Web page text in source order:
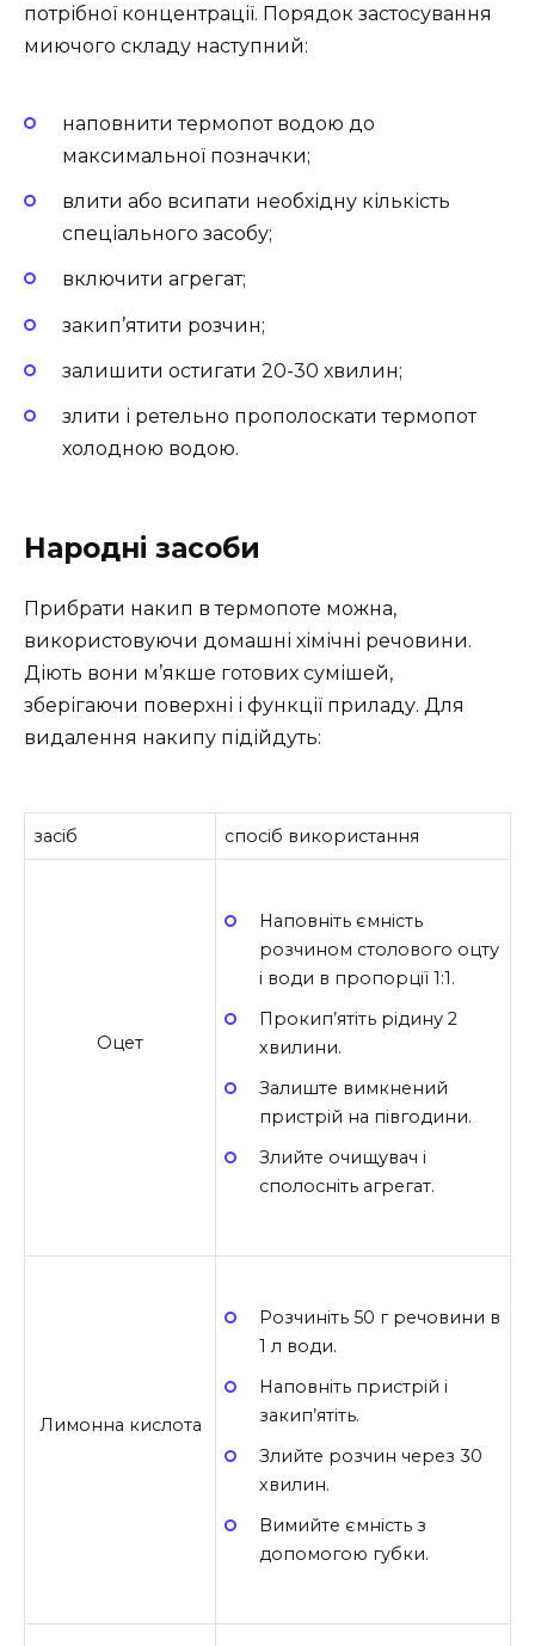
потрібної концентрації. Порядок застосування
миючого складу наступний:
наповнити термопот водою до
максимальної позначки;
влити або всипати необхідну кількість
спеціального засобу;
включити агрегат;
закип’ятити розчин;
залишити остигати 20-30 хвилин;
злити і ретельно прополоскати термопот
холодною водою.
Народні засоби
Прибрати накип в термопоте можна,
використовуючи домашні хімічні речовини.
Діють вони м’якше готових сумішей,
зберігаючи поверхні і функції приладу. Для
видалення накипу підійдуть:
засіб спосіб використання
Оцет
Наповніть ємність
розчином столового оцту
і води в пропорції 1:1.
Прокип’ятіть рідину 2
хвилини.
Залиште вимкнений
пристрій на півгодини.
Злийте очищувач і
сполосніть агрегат.
Лимонна кислота
Розчиніть 50 г речовини в
1 л води.
Наповніть пристрій і
закип’ятіть.
Злийте розчин через 30
хвилин.
Вимийте ємність з
допомогою губки.